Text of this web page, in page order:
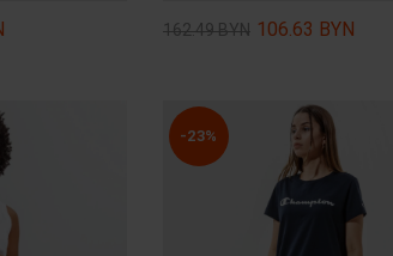
162.49 BYN 106.63 BYN
-23%